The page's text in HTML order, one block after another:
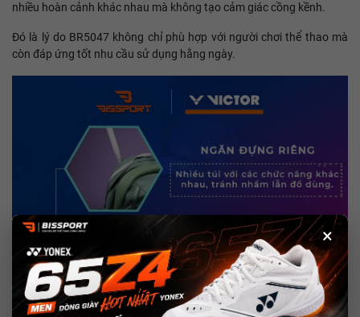
×
nhiều hoàn cảnh khác nhau mà không tạo cảm giác cồng kềnh.
Đó là lý do BR5047 không chỉ phù hợp với người chơi thể thao mà
còn đáp ứng tốt nhu cầu sử dụng hằng ngày.